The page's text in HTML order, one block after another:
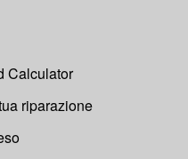
Calculator
riparazione